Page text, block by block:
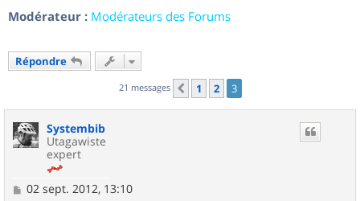
Modérateur : Modérateurs des Forums
Répondre
21 messages Précédent
1 2 3
Systembib
Utagawiste
expert
M
02 sept. 2012, 13:10